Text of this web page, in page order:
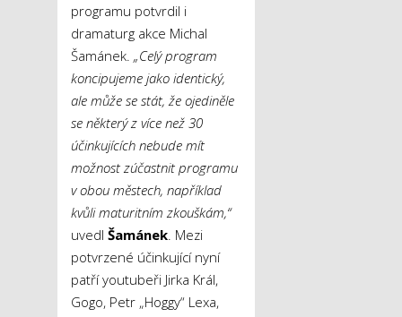
programu potvrdil i
dramaturg akce Michal
Šamánek. „Celý program
koncipujeme jako identický,
ale může se stát, že ojediněle
se některý z více než 30
účinkujících nebude mít
možnost zúčastnit programu
v obou městech, například
kvůli maturitním zkouškám,“
uvedl Šamánek . Mezi
potvrzené účinkující nyní
patří youtubeři Jirka Král,
Gogo, Petr „Hoggy“ Lexa,